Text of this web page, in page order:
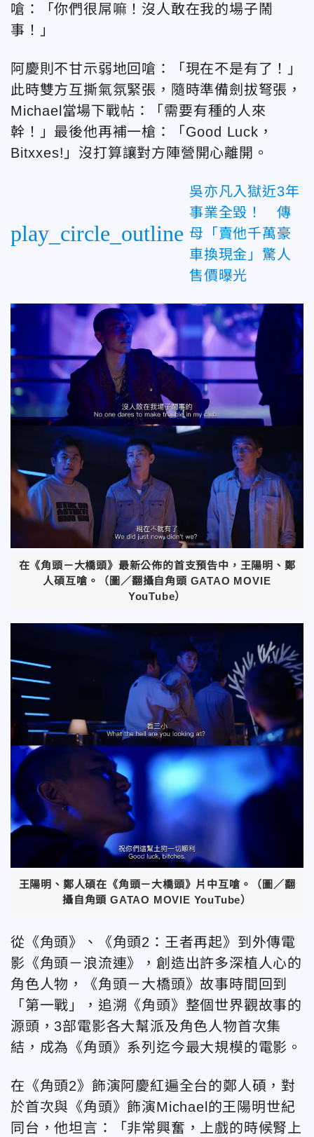
嗆：「你們很屌嘛！沒人敢在我的場子鬧
事！」
阿慶則不甘示弱地回嗆：「現在不是有了！」
此時雙方互撕氣氛緊張，隨時準備劍拔弩張，
Michael當場下戰帖：「需要有種的人來
幹！」最後他再補一槍：「Good Luck，
Bitxxes!」沒打算讓對方陣營開心離開。
play_circle_outline
吳亦凡入獄近3年
事業全毀！ 傳
母「賣他千萬豪
車換現金」驚人
售價曝光
在《角頭－大橋頭》最新公佈的首支預告中，王陽明、鄭
人碩互嗆。（圖／翻攝自角頭 GATAO MOVIE
YouTube）
王陽明、鄭人碩在《角頭－大橋頭》片中互嗆。（圖／翻
攝自角頭 GATAO MOVIE YouTube）
從《角頭》、《角頭2：王者再起》到外傳電
影《角頭－浪流連》，創造出許多深植人心的
角色人物，《角頭－大橋頭》故事時間回到
「第一戰」，追溯《角頭》整個世界觀故事的
源頭，3部電影各大幫派及角色人物首次集
結，成為《角頭》系列迄今最大規模的電影。
在《角頭2》飾演阿慶紅遍全台的鄭人碩，對
於首次與《角頭》飾演Michael的王陽明世紀
同台，他坦言：「非常興奮，上戲的時候腎上